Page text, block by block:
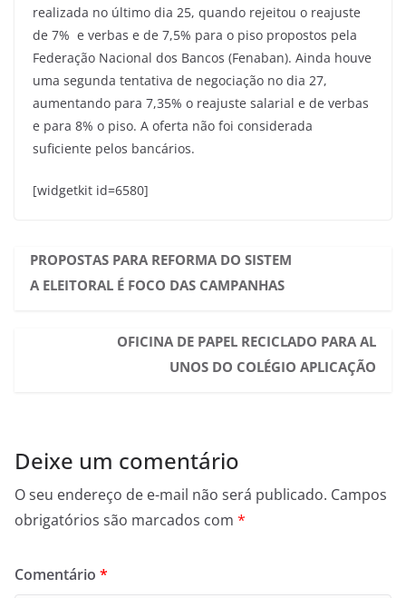
realizada no último dia 25, quando rejeitou o reajuste
de 7% e verbas e de 7,5% para o piso propostos pela
Federação Nacional dos Bancos (Fenaban). Ainda houve
uma segunda tentativa de negociação no dia 27,
aumentando para 7,35% o reajuste salarial e de verbas
e para 8% o piso. A oferta não foi considerada
suficiente pelos bancários.
[widgetkit id=6580]
PROPOSTAS PARA REFORMA DO SISTEM
A ELEITORAL É FOCO DAS CAMPANHAS
OFICINA DE PAPEL RECICLADO PARA AL
UNOS DO COLÉGIO APLICAÇÃO
Deixe um comentário
O seu endereço de e-mail não será publicado. Campos
obrigatórios são marcados com *
Comentário *